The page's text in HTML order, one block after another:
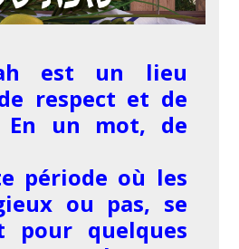
est un lieu
respect et de
En un mot, de
période où les
ou pas, se
pour quelques